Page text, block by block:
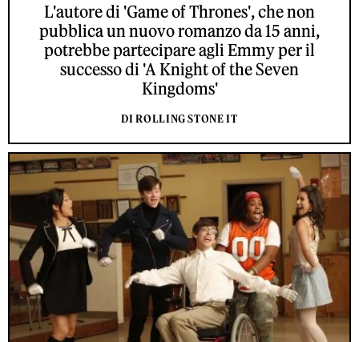
L'autore di 'Game of Thrones', che non
pubblica un nuovo romanzo da 15 anni,
potrebbe partecipare agli Emmy per il
successo di 'A Knight of the Seven
Kingdoms'
DI ROLLING STONE IT